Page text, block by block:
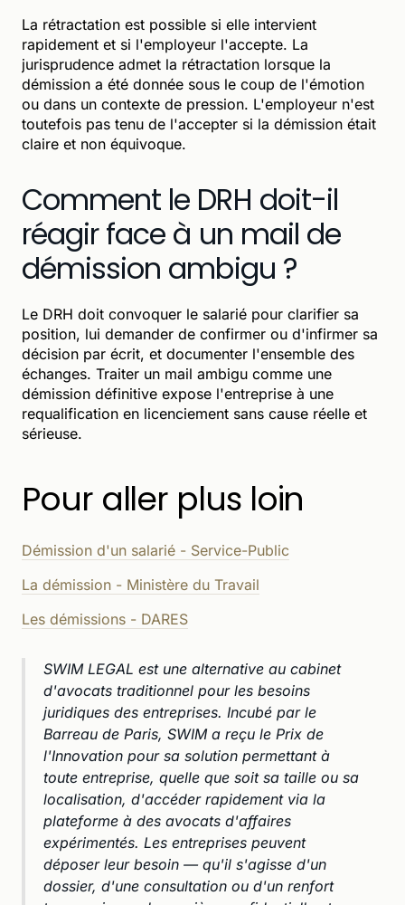
La rétractation est possible si elle intervient
rapidement et si l'employeur l'accepte. La
jurisprudence admet la rétractation lorsque la
démission a été donnée sous le coup de l'émotion
ou dans un contexte de pression. L'employeur n'est
toutefois pas tenu de l'accepter si la démission était
claire et non équivoque.
Comment le DRH doit-il
réagir face à un mail de
démission ambigu ?
Le DRH doit convoquer le salarié pour clarifier sa
position, lui demander de confirmer ou d'infirmer sa
décision par écrit, et documenter l'ensemble des
échanges. Traiter un mail ambigu comme une
démission définitive expose l'entreprise à une
requalification en licenciement sans cause réelle et
sérieuse.
Pour aller plus loin
Démission d'un salarié - Service-Public
La démission - Ministère du Travail
Les démissions - DARES
SWIM LEGAL est une alternative au cabinet
d'avocats traditionnel pour les besoins
juridiques des entreprises. Incubé par le
Barreau de Paris, SWIM a reçu le Prix de
l'Innovation pour sa solution permettant à
toute entreprise, quelle que soit sa taille ou sa
localisation, d'accéder rapidement via la
plateforme à des avocats d'affaires
expérimentés. Les entreprises peuvent
déposer leur besoin — qu'il s'agisse d'un
dossier, d'une consultation ou d'un renfort